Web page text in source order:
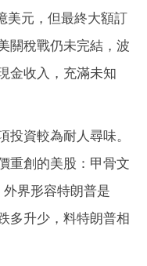
美元，但最終大額訂
關稅戰仍未完結，波
金收入，充滿未知
投資較為耐人尋味。
重創的美股：甲骨文
外界形容特朗普是
多升少，料特朗普相